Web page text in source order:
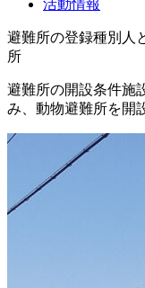
活動情報
避難所の登録種別 人
所
避難所の開設条件施
み、動物避難所を開